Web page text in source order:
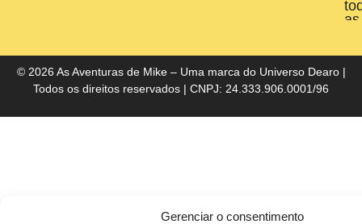
Gerenciar o consentimento
as
© 2026 As Aventuras de Mike – Uma marca do Universo Dearo|
Todos os direitos reservados | CNPJ: 24.333.906.0001/96